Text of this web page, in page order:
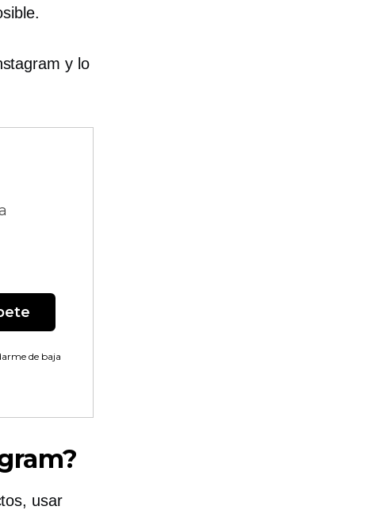
y lo
de baja
usar